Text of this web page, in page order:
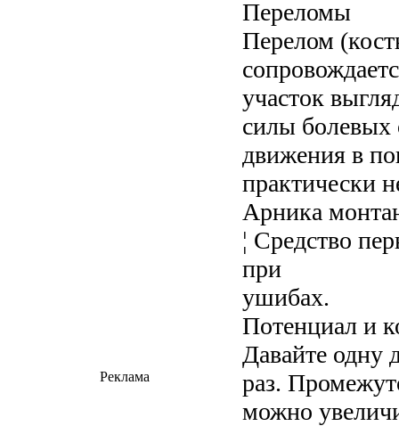
Переломы
Перелом
участок
силы болевых
движения в
практически
Арника
¦ Средство
при
ушибах.
Потенциал и
Давайте
раз.
можно
Реклама